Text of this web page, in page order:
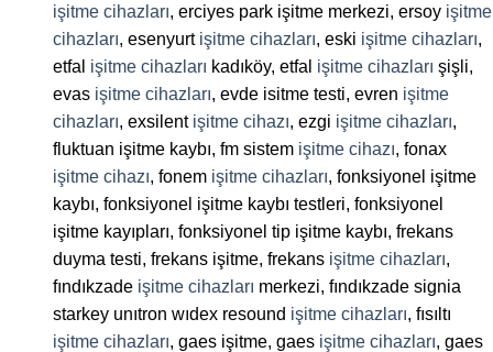
işitme cihazları, erciyes park işitme merkezi, ersoy işitme
cihazları, esenyurt işitme cihazları, eski işitme cihazları,
etfal işitme cihazları kadıköy, etfal işitme cihazları şişli,
evas işitme cihazları, evde isitme testi, evren işitme
cihazları, exsilent işitme cihazı, ezgi işitme cihazları,
fluktuan işitme kaybı, fm sistem işitme cihazı, fonax
işitme cihazı, fonem işitme cihazları, fonksiyonel işitme
kaybı, fonksiyonel işitme kaybı testleri, fonksiyonel
işitme kayıpları, fonksiyonel tip işitme kaybı, frekans
duyma testi, frekans işitme, frekans işitme cihazları,
fındıkzade işitme cihazları merkezi, fındıkzade signia
starkey unıtron wıdex resound işitme cihazları, fısıltı
işitme cihazları, gaes işitme, gaes işitme cihazları, gaes